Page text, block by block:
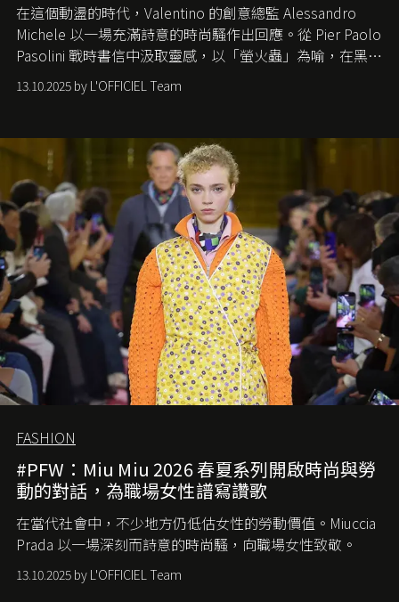
在這個動盪的時代， Valentino 的創意總監 Alessandro
Michele 以一場充滿詩意的時尚騷作出回應。從 Pier Paolo
Pasolini 戰時書信中汲取靈感，以「螢火蟲」為喻，在黑暗
中找尋希望的微光。
13.10.2025 by L'OFFICIEL Team
FASHION
#PFW：Miu Miu 2026 春夏系列開啟時尚與勞
動的對話，為職場女性譜寫讚歌
在當代社會中，不少地方仍低估女性的勞動價值。 Miuccia
Prada 以一場深刻而詩意的時尚騷，向職場女性致敬。
13.10.2025 by L'OFFICIEL Team